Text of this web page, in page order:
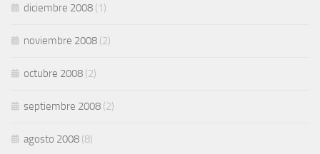
diciembre 2008 (1)
noviembre 2008 (2)
octubre 2008 (2)
septiembre 2008 (2)
agosto 2008 (8)